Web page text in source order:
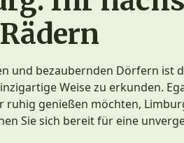
und bezaubernden Dörfern ist
Weise zu erkunden.
ruhig genießen möchten,
Sie sich bereit für eine